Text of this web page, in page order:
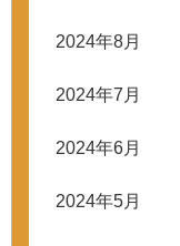
2024年8月
2024年7月
2024年6月
2024年5月